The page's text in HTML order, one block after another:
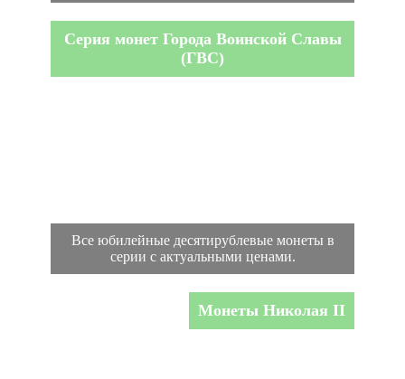
Серия монет Города Воинской Славы
(ГВС)
Все юбилейные десятирублевые монеты в
серии с актуальными ценами.
Монеты Николая II